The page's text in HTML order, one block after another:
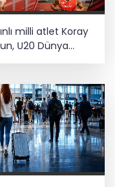
milli atlet Koray
U20 Dünya